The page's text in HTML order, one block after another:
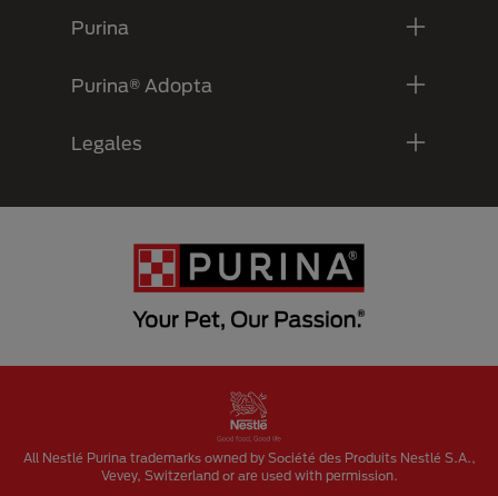
Purina
Purina® Adopta
Legales
All Nestlé Purina trademarks owned by Société des Produits Nestlé S.A.,
Vevey, Switzerland or are used with permission.